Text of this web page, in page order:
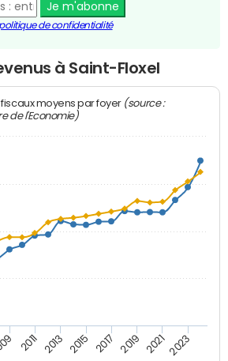
Je m'abonne
de confidentialité
à Saint-Floxel
moyens par foyer (source :
de l'Economie)
2011 2013 2015 2017 2019 2021 2023